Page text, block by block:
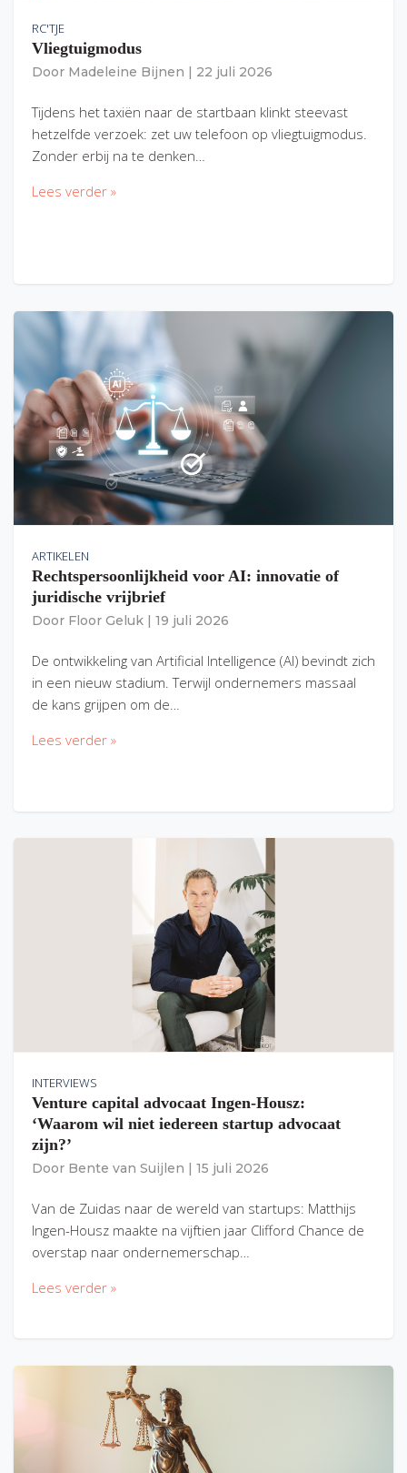
RC'TJE
Vliegtuigmodus
Door Madeleine Bijnen 22 juli 2026
Tijdens het taxiën naar de startbaan klinkt steevast
hetzelfde verzoek: zet uw telefoon op vliegtuigmodus.
Zonder erbij na te denken…
Lees verder »
ARTIKELEN
Rechtspersoonlijkheid voor AI: innovatie of
juridische vrijbrief
Door Floor Geluk 19 juli 2026
De ontwikkeling van Artificial Intelligence (AI) bevindt zich
in een nieuw stadium. Terwijl ondernemers massaal
de kans grijpen om de…
Lees verder »
INTERVIEWS
Venture capital advocaat Ingen-Housz:
‘Waarom wil niet iedereen startup advocaat
zijn?’
Door Bente van Suijlen 15 juli 2026
Van de Zuidas naar de wereld van startups: Matthijs
Ingen-Housz maakte na vijftien jaar Clifford Chance de
overstap naar ondernemerschap…
Lees verder »